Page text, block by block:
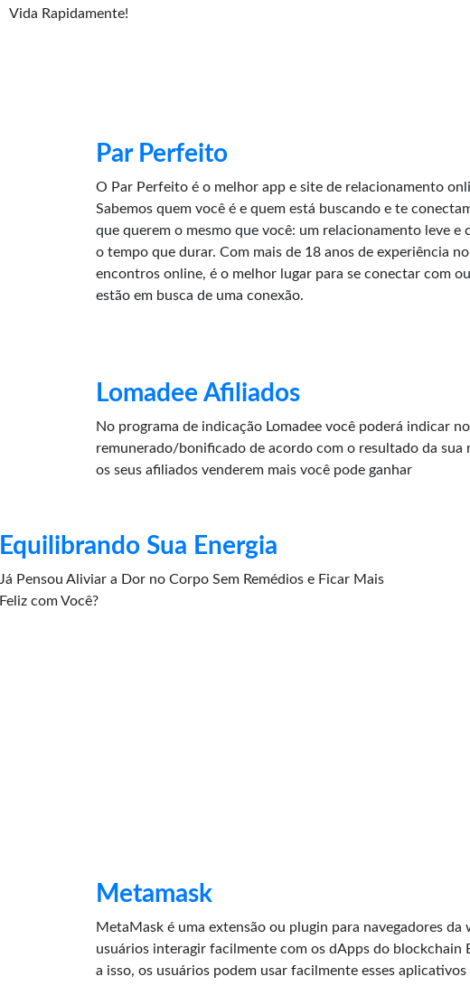
Vida Rapidamente!
Par Perfeito
O Par Perfeito é o melhor app e site de relacionamento
Sabemos quem você é e quem está buscando e te
que querem o mesmo que você: um relacionamento leve e
o tempo que durar. Com mais de 18 anos de experiência
encontros online, é o melhor lugar para se conectar com
estão em busca de uma conexão.
Lomadee Afiliados
No programa de indicação Lomadee você poderá indicar
remunerado/bonificado de acordo com o resultado da sua
os seus afiliados venderem mais você pode ganhar
Equilibrando Sua Energia
Já Pensou Aliviar a Dor no Corpo Sem Remédios e Ficar Mais
Feliz com Você?
Metamask
MetaMask é uma extensão ou plugin para navegadores da
usuários interagir facilmente com os dApps do blockchain
a isso, os usuários podem usar facilmente esses